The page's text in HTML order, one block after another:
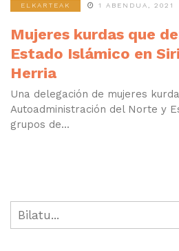
ELKARTEAK 1 ABENDUA, 2021
Mujeres kurdas que
Estado Islámico en
Herria
Una delegación de mujeres
Autoadministración del Norte y
grupos de...